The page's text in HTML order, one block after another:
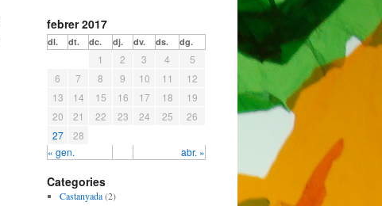
febrer 2017
dl. dt. dc. dj. dv. ds. dg.
« gen. abr. »
1 2 3 4
5
6
7 8 9 10 11
12
13
14 15 16 17 18
19
20
21 22 23 24 25
26
27
28
Categories
Castanyada(2)